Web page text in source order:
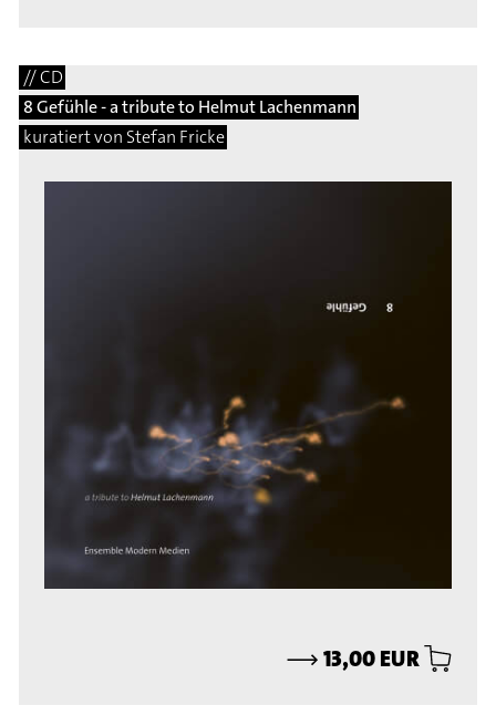
// CD
8 Gefühle - a tribute to Helmut Lachenmann
kuratiert von Stefan Fricke
⟶13,00 EUR